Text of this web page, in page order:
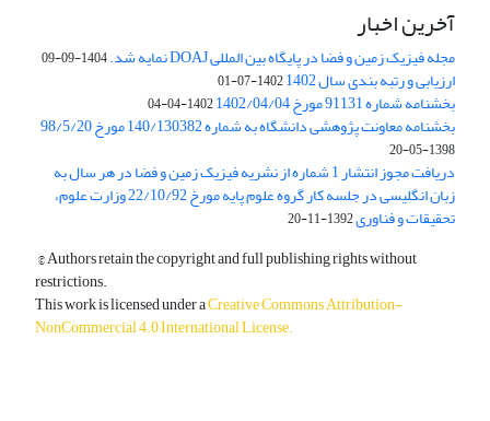
آخرین اخبار
مجله فیزیک زمین و فضا در پایگاه بین المللی DOAJ نمایه شد. 1404-09-09
ارزیابی و رتبه بندی سال 1402 1402-07-01
بخشنامه شماره 91131 مورخ 1402/04/04 1402-04-04
بخشنامه معاونت پژوهشی دانشگاه به شماره 140/130382 مورخ 98/5/20
1398-05-20
دریافت مجوز انتشار 1 شماره از نشریه فیزیک زمین و فضا در هر سال به
زبان انگلیسی در جلسه کار گروه علوم پایه مورخ 22/10/92 وزارت علوم،
تحقیقات و فناوری1392-11-20
© Authors retain the copyright and full publishing rights without
restrictions.
This work is licensed under aCreative Commons Attribution-
NonCommercial 4.0 International License.